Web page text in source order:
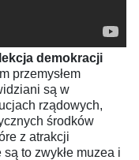
demokracji
przemysłem
są w
rządowych,
środków
z atrakcji
to zwykłe muzea i